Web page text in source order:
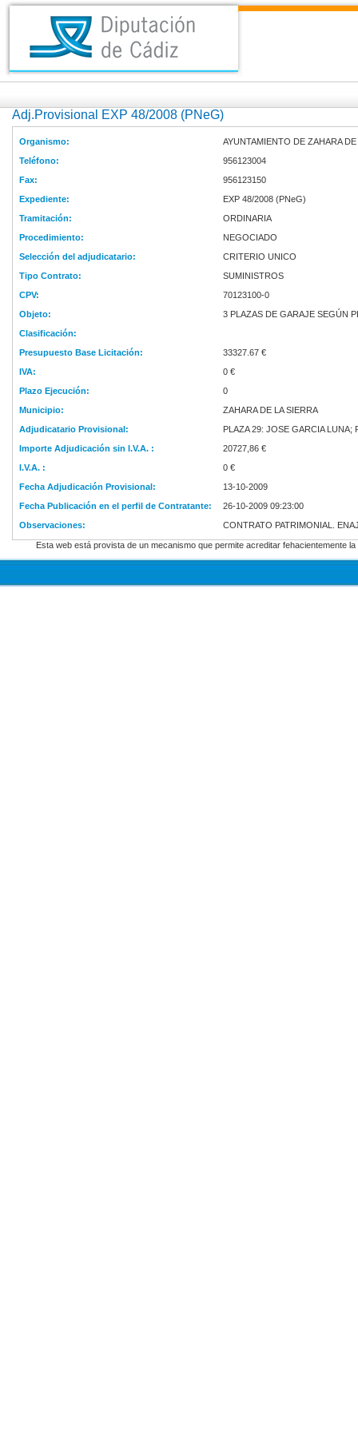
Adj.Provisional EXP 48/2008 (PNeG)
Organismo:
AYUNTAMIENTO DE ZAHARA
Teléfono:
956123004
Fax:
956123150
Expediente:
EXP 48/2008 (PNeG)
Tramitación:
ORDINARIA
Procedimiento:
NEGOCIADO
Selección del adjudicatario:
CRITERIO UNICO
Tipo Contrato:
SUMINISTROS
CPV:
70123100-0
Objeto:
3 PLAZAS DE GARAJE SEGÚN
Clasificación:
Presupuesto Base Licitación:
33327.67 €
IVA:
0 €
Plazo Ejecución:
0
Municipio:
ZAHARA DE LA SIERRA
Adjudicatario Provisional:
PLAZA 29: JOSE GARCIA LUNA;
Importe Adjudicación sin I.V.A. :
20727,86 €
I.V.A. :
0 €
Fecha Adjudicación Provisional:
13-10-2009
Fecha Publicación en el perfil de Contratante:
26-10-2009 09:23:00
Observaciones:
CONTRATO PATRIMONIAL.
Esta web está provista de un mecanismo que permite acreditar fehacientemente